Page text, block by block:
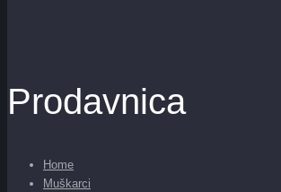
Prodavnica
Home
Muškarci